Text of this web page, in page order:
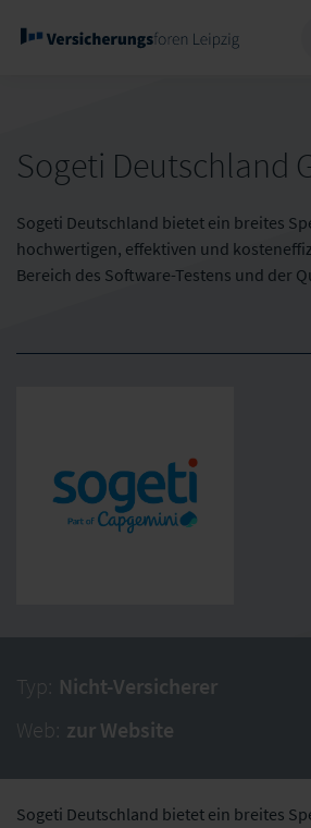
Sogeti Deutschland
Sogeti Deutschland bietet ein breites
hochwertigen, effektiven und
Bereich des Software-Testens und der
Typ: Nicht-Versicherer
Web: zur Website
Sogeti Deutschland bietet ein breites